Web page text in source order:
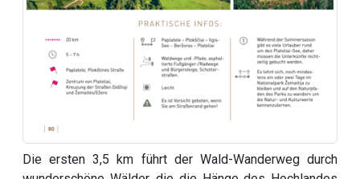
Die ersten 3,5 km führt der Wald-Wanderweg durch